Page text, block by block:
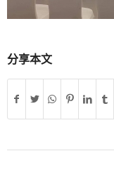
分享本文